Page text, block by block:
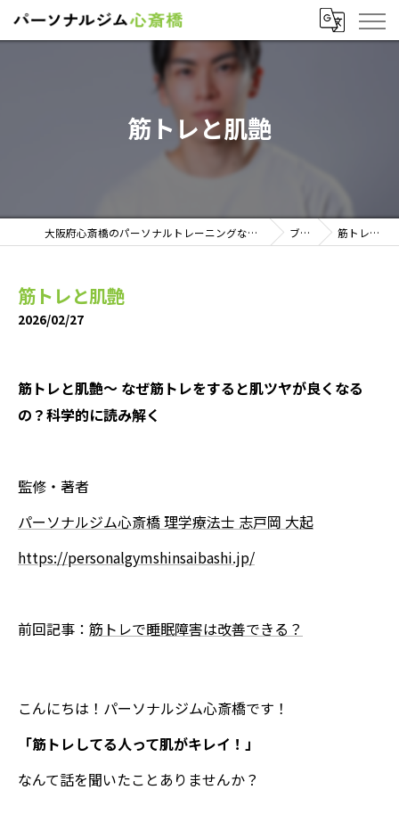
筋トレと肌艶
大阪府心斎橋のパーソナルトレーニングならパーソナルジム心斎橋 ブログ 筋トレと肌艶
筋トレと肌艶
2026/02/27
筋トレと肌艶〜 なぜ筋トレをすると肌ツヤが良くなる
の？科学的に読み解く
監修・著者
パーソナルジム心斎橋 理学療法士 志戸岡 大起
https://personalgymshinsaibashi.jp/
前回記事： 筋トレで睡眠障害は改善できる？
こんにちは！パーソナルジム心斎橋です！
「筋トレしてる人って肌がキレイ！」
なんて話を聞いたことありませんか？